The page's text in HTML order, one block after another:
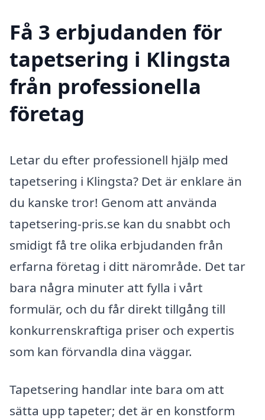
Få 3 erbjudanden för
tapetsering i Klingsta
från professionella
företag
Letar du efter professionell hjälp med
tapetsering i Klingsta? Det är enklare än
du kanske tror! Genom att använda
tapetsering-pris.se kan du snabbt och
smidigt få tre olika erbjudanden från
erfarna företag i ditt närområde. Det tar
bara några minuter att fylla i vårt
formulär, och du får direkt tillgång till
konkurrenskraftiga priser och expertis
som kan förvandla dina väggar.
Tapetsering handlar inte bara om att
sätta upp tapeter; det är en konstform